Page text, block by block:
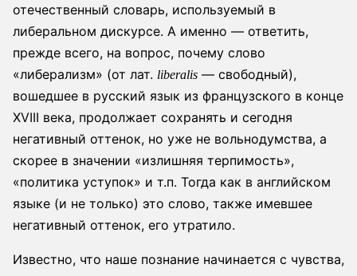
отечественный словарь, используемый в
либеральном дискурсе. А именно — ответить,
прежде всего, на вопрос, почему слово
«либерализм» (от лат. liberalis — свободный),
вошедшее в русский язык из французского в конце
XVIII века, продолжает сохранять и сегодня
негативный оттенок, но уже не вольнодумства, а
скорее в значении «излишняя терпимость»,
«политика уступок» и т.п. Тогда как в английском
языке (и не только) это слово, также имевшее
негативный оттенок, его утратило.
Известно, что наше познание начинается с чувства,